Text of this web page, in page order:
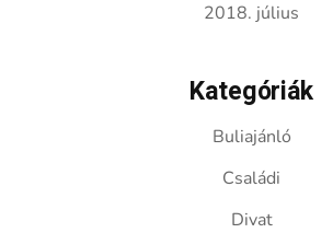
2018. július
Kategóriák
Buliajánló
Családi
Divat